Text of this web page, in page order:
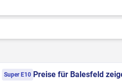
Super E10 Preise für Balesfeld